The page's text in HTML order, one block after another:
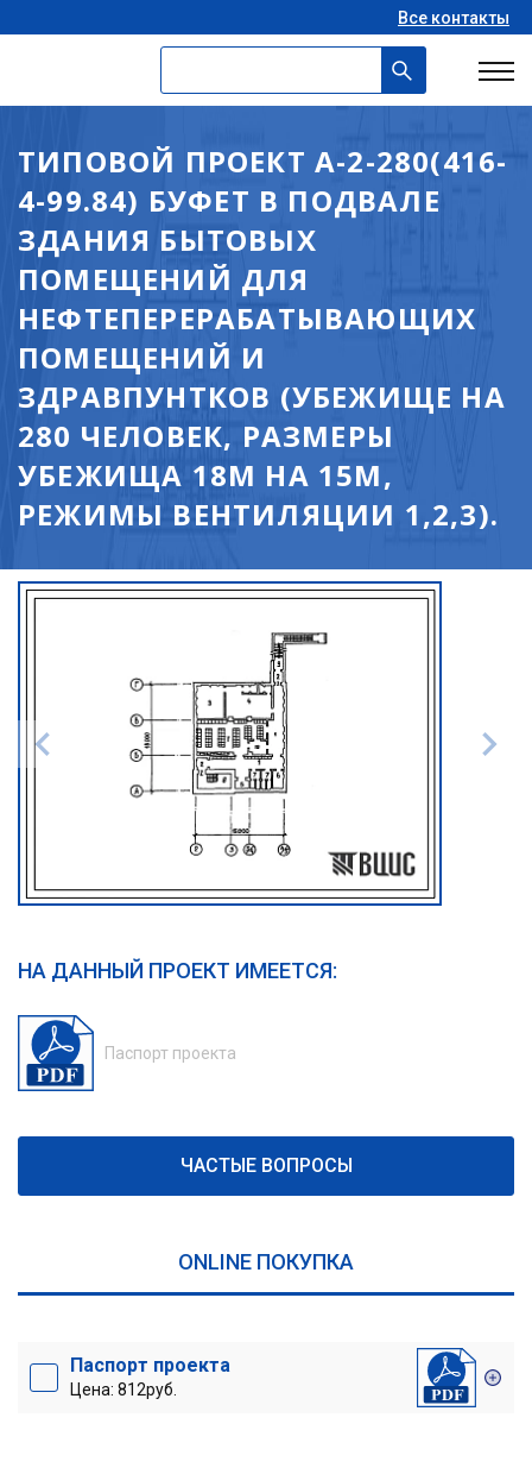
Все контакты
ТИПОВОЙ ПРОЕКТ А-2-280(416-
4-99.84) БУФЕТ В ПОДВАЛЕ
ЗДАНИЯ БЫТОВЫХ
ПОМЕЩЕНИЙ ДЛЯ
НЕФТЕПЕРЕРАБАТЫВАЮЩИХ
ПОМЕЩЕНИЙ И
ЗДРАВПУНТКОВ (УБЕЖИЩЕ НА
280 ЧЕЛОВЕК, РАЗМЕРЫ
УБЕЖИЩА 18М НА 15М,
РЕЖИМЫ ВЕНТИЛЯЦИИ 1,2,3).
НА ДАННЫЙ ПРОЕКТ ИМЕЕТСЯ:
Паспорт проекта
ЧАСТЫЕ ВОПРОСЫ
ONLINE ПОКУПКА
Паспорт проекта
Цена: 812руб.